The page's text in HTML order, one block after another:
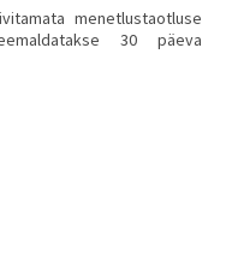
menetlustaotluse
30 päeva